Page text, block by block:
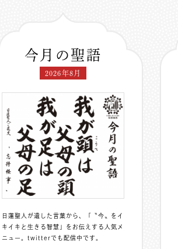
今月の聖語
2026年8月
日蓮聖人が遺した言葉から、「〝今〟をイ
キイキと生きる智慧」をお伝えする人気メ
ニュー。 twitterでも配信中 です。